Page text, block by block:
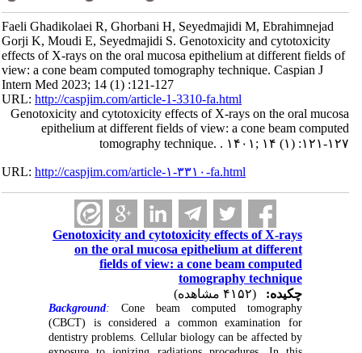
Faeli Ghadikolaei R, Ghorbani H, Seyedmajidi M, Ebrahimnejad
Gorji K, Moudi E, Seyedmajidi S. Genotoxicity and cytotoxicity
effects of X-rays on the oral mucosa epithelium at different fields of
view: a cone beam computed tomography technique. Caspian J
Intern Med 2023; 14 (1) :121-127
URL:http://caspjim.com/article-1-3310-fa.html
Genotoxicity and cytotoxicity effects of X-rays on the oral mucosa
epithelium at different fields of view: a cone beam computed
tomography technique. . ۱۴۰۱; ۱۴ (۱) :۱۲۱-۱۲۷
URL:http://caspjim.com/article-۱-۳۳۱۰-fa.html
Genotoxicity and cytotoxicity effects of X-rays
on the oral mucosa epithelium at different
fields of view: a cone beam computed
tomography technique
چکیده:
Background
Cone beam computed tomography
(CBCT) is considered a common examination for
dentistry problems. Cellular biology can be affected by